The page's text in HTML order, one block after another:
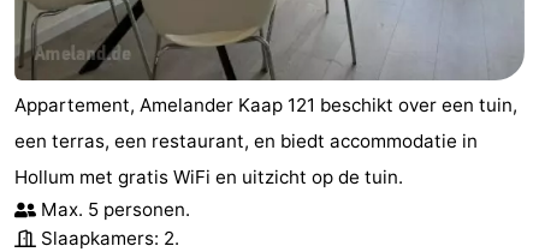
Appartement, Amelander Kaap 121 beschikt over een tuin,
een terras, een restaurant, en biedt accommodatie in
Hollum met gratis WiFi en uitzicht op de tuin.
Max. 5 personen.
Slaapkamers: 2.